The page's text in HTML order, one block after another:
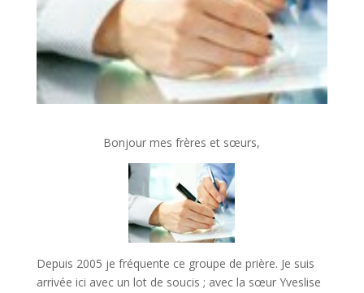
Bonjour mes frères et sœurs,
Depuis 2005 je fréquente ce groupe de prière. Je suis
arrivée ici avec un lot de soucis ; avec la sœur Yveslise